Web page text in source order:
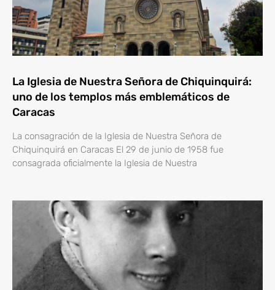
La Iglesia de Nuestra Señora de Chiquinquirá:
uno de los templos más emblemáticos de
Caracas
La consagración de la Iglesia de Nuestra Señora de
Chiquinquirá en Caracas El 29 de junio de 1958 fue
consagrada oficialmente la Iglesia de Nuestra